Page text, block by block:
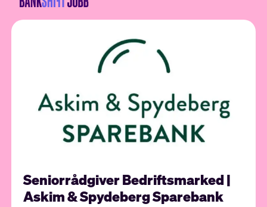
Seniorrådgiver Bedriftsmarked |
Askim & Spydeberg Sparebank